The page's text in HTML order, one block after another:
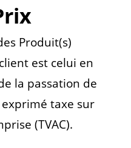
Produit(s)
est celui en
la passation de
taxe sur
(TVAC).